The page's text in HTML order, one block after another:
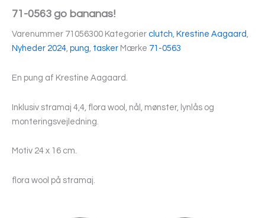
71-0563 go bananas!
Varenummer 71056300 Kategorier clutch, Krestine Aagaard ,
Nyheder 2024, pung, tasker Mærke 71-0563
En pung af Krestine Aagaard.
Inklusiv stramaj 4,4, flora wool, nål, mønster, lynlås og
monteringsvejledning.
Motiv 24 x 16 cm.
flora wool på stramaj.